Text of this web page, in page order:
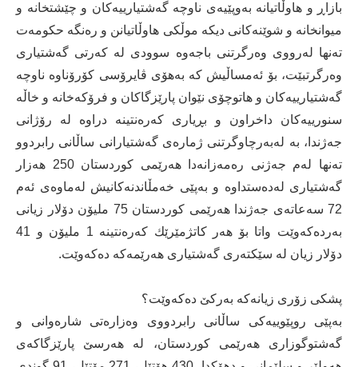
بازاڕ و هاوڵاتیانە بەوپێیەی ناوچە گەشتیارییەكان و چێشتخانە و
میوانخانە و شوێنەكانی دیكە موڵكی هاوڵاتیانن و رەنگە حكومەت
تەنها لەرووی وەرگرتنی باجەوە سوودی لە كەرتی گەشتیاری
وەرگرتبێت، بۆ ئەمساڵیش كە بەهۆی ڤایرۆسی كۆرۆناوە ناوچە
گەشتیارییەكان و هاتوچۆی نێوان پارێزگاكان و فرۆكەخانە و خاڵە
سنورییەكان داخراون و بڕیاری كەرەنتینە دراوە لە رۆژانی
جەژندا، بە لەبەرچاوگرتنی ژمارەی گەشتیارانی ساڵانی رابردوو
تەنها لەم جەژنی رەمەزانەدا هەرێمی كوردستان 250 هەزار
گەشتیاری لەدەستداوە و بەپێی خەمڵاندنەكانیش لەماوەی ئەم
72 سەعاتەی جەژندا هەرێمی كوردستان 75 ملیۆن دۆلار زیانی
بەردەكەوێت واتا بۆ هەر كاتژمێرێك كەرەنتینە 1 ملیۆن و 41
دۆلار زیان لە سێكتەری گەشتیاری هەرێمەكە دەكەوێت.
پشكی زۆری زیانەكە بەركێ‌ دەكەوێت؟
بەپێی روپێوییەكی ساڵانی رابردووی وەزارەتی شارەوانی و
گەشتوگوزاری هەرێمی كوردستان، لە هەرسێ‌ پارێزگاكەی